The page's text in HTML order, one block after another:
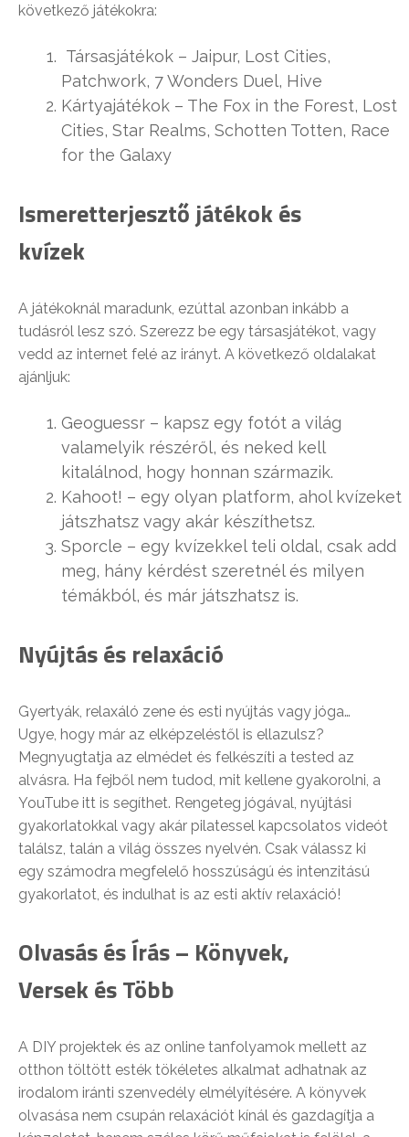
következő játékokra:
Társasjátékok – Jaipur, Lost Cities,
Patchwork, 7 Wonders Duel, Hive
Kártyajátékok – The Fox in the Forest, Lost
Cities, Star Realms, Schotten Totten, Race
for the Galaxy
Ismeretterjesztő játékok és
kvízek
A játékoknál maradunk, ezúttal azonban inkább a
tudásról lesz szó. Szerezz be egy társasjátékot, vagy
vedd az internet felé az irányt. A következő oldalakat
ajánljuk:
Geoguessr – kapsz egy fotót a világ
valamelyik részéről, és neked kell
kitalálnod, hogy honnan származik.
Kahoot! – egy olyan platform, ahol kvízeket
játszhatsz vagy akár készíthetsz.
Sporcle – egy kvízekkel teli oldal, csak add
meg, hány kérdést szeretnél és milyen
témákból, és már játszhatsz is.
Nyújtás és relaxáció
Gyertyák, relaxáló zene és esti nyújtás vagy jóga…
Ugye, hogy már az elképzeléstől is ellazulsz?
Megnyugtatja az elmédet és felkészíti a tested az
alvásra. Ha fejből nem tudod, mit kellene gyakorolni, a
YouTube itt is segíthet. Rengeteg jógával, nyújtási
gyakorlatokkal vagy akár pilatessel kapcsolatos videót
találsz, talán a világ összes nyelvén. Csak válassz ki
egy számodra megfelelő hosszúságú és intenzitású
gyakorlatot, és indulhat is az esti aktív relaxáció!
Olvasás és Írás – Könyvek,
Versek és Több
A DIY projektek és az online tanfolyamok mellett az
otthon töltött esték tökéletes alkalmat adhatnak az
irodalom iránti szenvedély elmélyítésére. A könyvek
olvasása nem csupán relaxációt kínál és gazdagítja a